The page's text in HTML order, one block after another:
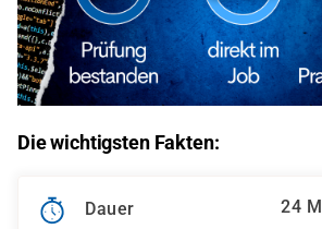
Die wichtigsten Fakten:
Dauer 24